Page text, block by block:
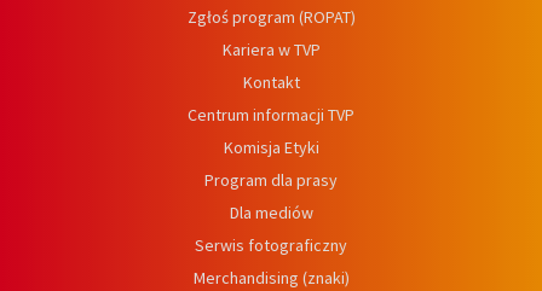
Zgłoś program (ROPAT)
Kariera w TVP
Kontakt
Centrum informacji TVP
Komisja Etyki
Program dla prasy
Dla mediów
Serwis fotograficzny
Merchandising (znaki)